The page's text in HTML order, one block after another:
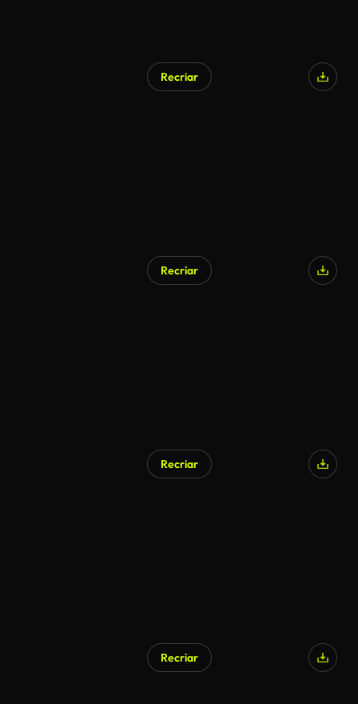
Recriar
Recriar
Recriar
Recriar